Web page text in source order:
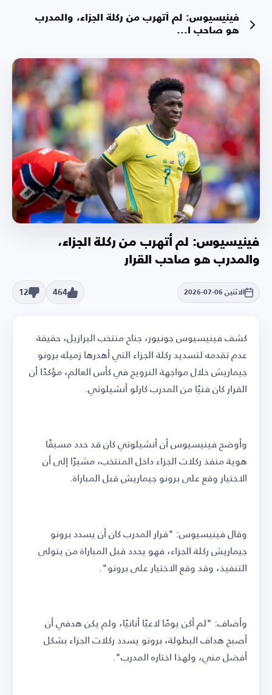
فينيسيوس: لم أتهرب من ركلة الجزاء، والمدرب
هو صاحب ا...
فينيسيوس: لم أتهرب من ركلة الجزاء،
والمدرب هو صاحب القرار
الاثنين 06-07-2026 464
12
كشف فينيسيوس جونيور، جناح منتخب البرازيل، حقيقة
عدم تقدمه لتسديد ركلة الجزاء التي أهدرها زميله برونو
جيماريش خلال مواجهة النرويج في كأس العالم، مؤكدًا أن
القرار كان فنيًا من المدرب كارلو أنشيلوتي.
وأوضح فينيسيوس أن أنشيلوتي كان قد حدد مسبقًا
هوية منفذ ركلات الجزاء داخل المنتخب، مشيرًا إلى أن
الاختيار وقع على برونو جيماريش قبل المباراة.
وقال فينيسيوس: "قرار المدرب كان أن يسدد برونو
جيماريش ركلة الجزاء، فهو يحدد قبل المباراة من يتولى
التنفيذ، وقد وقع الاختيار على برونو".
وأضاف: "لم أكن يومًا لاعبًا أنانيًا، ولم يكن هدفي أن
أصبح هداف البطولة، برونو يسدد ركلات الجزاء بشكل
أفضل مني، ولهذا اختاره المدرب".